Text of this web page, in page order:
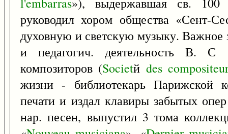
руководил хором общества «Сент-
духовную и светскую музыку. Важное
и педагогич. деятельность В.
композиторов (Societй des
жизни - библиотекарь Парижской
печати и издал клавиры забытых
нар. песен, выпустил 3 тома